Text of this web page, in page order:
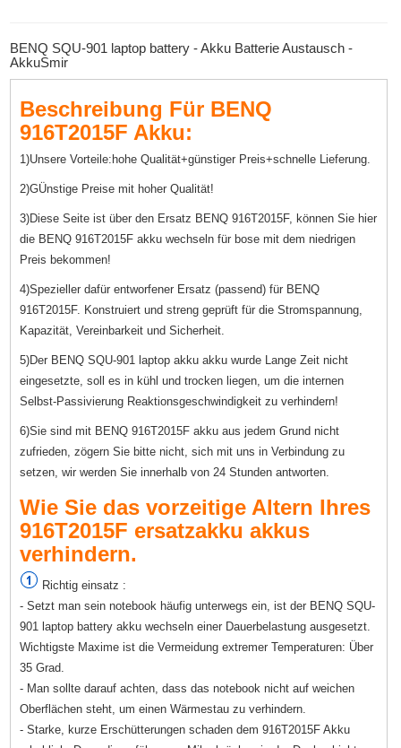
BENQ SQU-901 laptop battery - Akku Batterie Austausch -
AkkuSmir
Beschreibung Für BENQ
916T2015F Akku:
1)Unsere Vorteile:hohe Qualität+günstiger Preis+schnelle Lieferung.
2)GÜnstige Preise mit hoher Qualität!
3)Diese Seite ist über den Ersatz BENQ 916T2015F, können Sie hier
die BENQ 916T2015F akku wechseln für bose mit dem niedrigen
Preis bekommen!
4)Spezieller dafür entworfener Ersatz (passend) für BENQ
916T2015F. Konstruiert und streng geprüft für die Stromspannung,
Kapazität, Vereinbarkeit und Sicherheit.
5)Der BENQ SQU-901 laptop akku akku wurde Lange Zeit nicht
eingesetzte, soll es in kühl und trocken liegen, um die internen
Selbst-Passivierung Reaktionsgeschwindigkeit zu verhindern!
6)Sie sind mit BENQ 916T2015F akku aus jedem Grund nicht
zufrieden, zögern Sie bitte nicht, sich mit uns in Verbindung zu
setzen, wir werden Sie innerhalb von 24 Stunden antworten.
Wie Sie das vorzeitige Altern Ihres
916T2015F ersatzakku akkus
verhindern.
Richtig einsatz :
- Setzt man sein notebook häufig unterwegs ein, ist der BENQ SQU-
901 laptop battery akku wechseln einer Dauerbelastung ausgesetzt.
Wichtigste Maxime ist die Vermeidung extremer Temperaturen: Über
35 Grad.
- Man sollte darauf achten, dass das notebook nicht auf weichen
Oberflächen steht, um einen Wärmestau zu verhindern.
- Starke, kurze Erschütterungen schaden dem 916T2015F Akku